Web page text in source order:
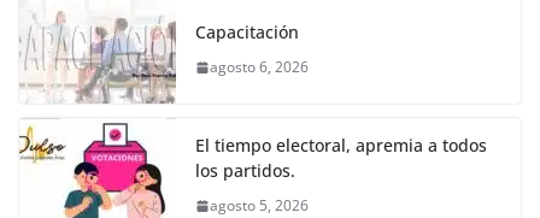
k
e
b
o
o
k
er s
A
p
e
n
er
Capacitación
agosto 6, 2026
El tiempo electoral, apremia a todos
los partidos.
agosto 5, 2026